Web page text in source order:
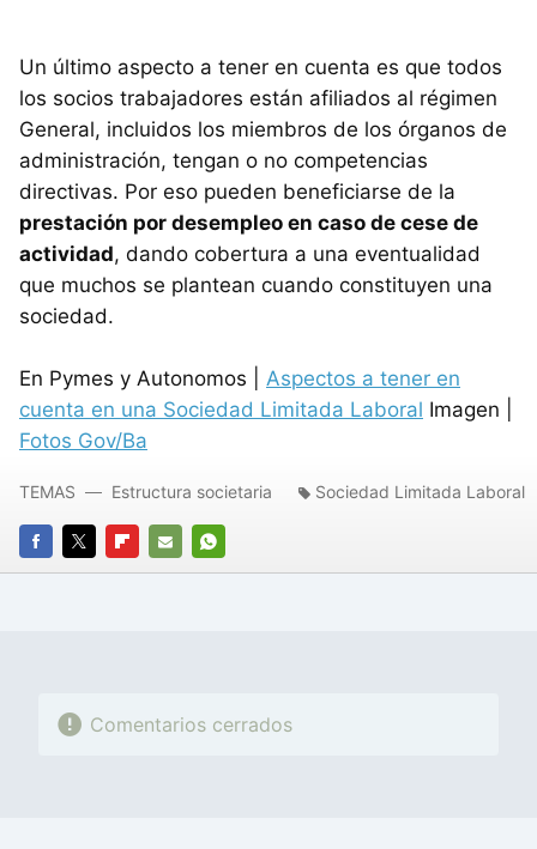
Un último aspecto a tener en cuenta es que todos
los socios trabajadores están afiliados al régimen
General, incluidos los miembros de los órganos de
administración, tengan o no competencias
directivas. Por eso pueden beneficiarse de la
prestación por desempleo en caso de cese de
actividad, dando cobertura a una eventualidad
que muchos se plantean cuando constituyen una
sociedad.
En Pymes y Autonomos | Aspectos a tener en
cuenta en una Sociedad Limitada Laboral Imagen |
Fotos Gov/Ba
FACEBOOK
TWITTERFLIPBOARD
E-
WHATSAPP
TEMAS Estructura societaria Sociedad Limitada Laboral
Comentarios cerrados